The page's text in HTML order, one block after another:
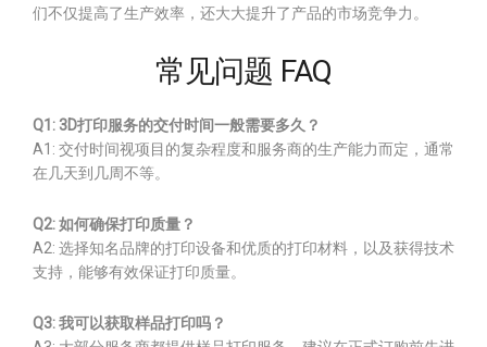
们不仅提高了生产效率，还大大提升了产品的市场竞争力。
常见问题 FAQ
Q1: 3D打印服务的交付时间一般需要多久？
A1: 交付时间视项目的复杂程度和服务商的生产能力而定，通常
在几天到几周不等。
Q2: 如何确保打印质量？
A2: 选择知名品牌的打印设备和优质的打印材料，以及获得技术
支持，能够有效保证打印质量。
Q3: 我可以获取样品打印吗？